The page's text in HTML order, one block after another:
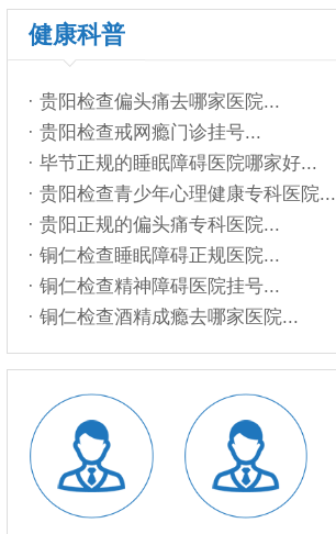
健康科普
· 贵阳检查偏头痛去哪家医院...
· 贵阳检查戒网瘾门诊挂号...
· 毕节正规的睡眠障碍医院哪家好...
· 贵阳检查青少年心理健康专科医院...
· 贵阳正规的偏头痛专科医院...
· 铜仁检查睡眠障碍正规医院...
· 铜仁检查精神障碍医院挂号...
· 铜仁检查酒精成瘾去哪家医院...